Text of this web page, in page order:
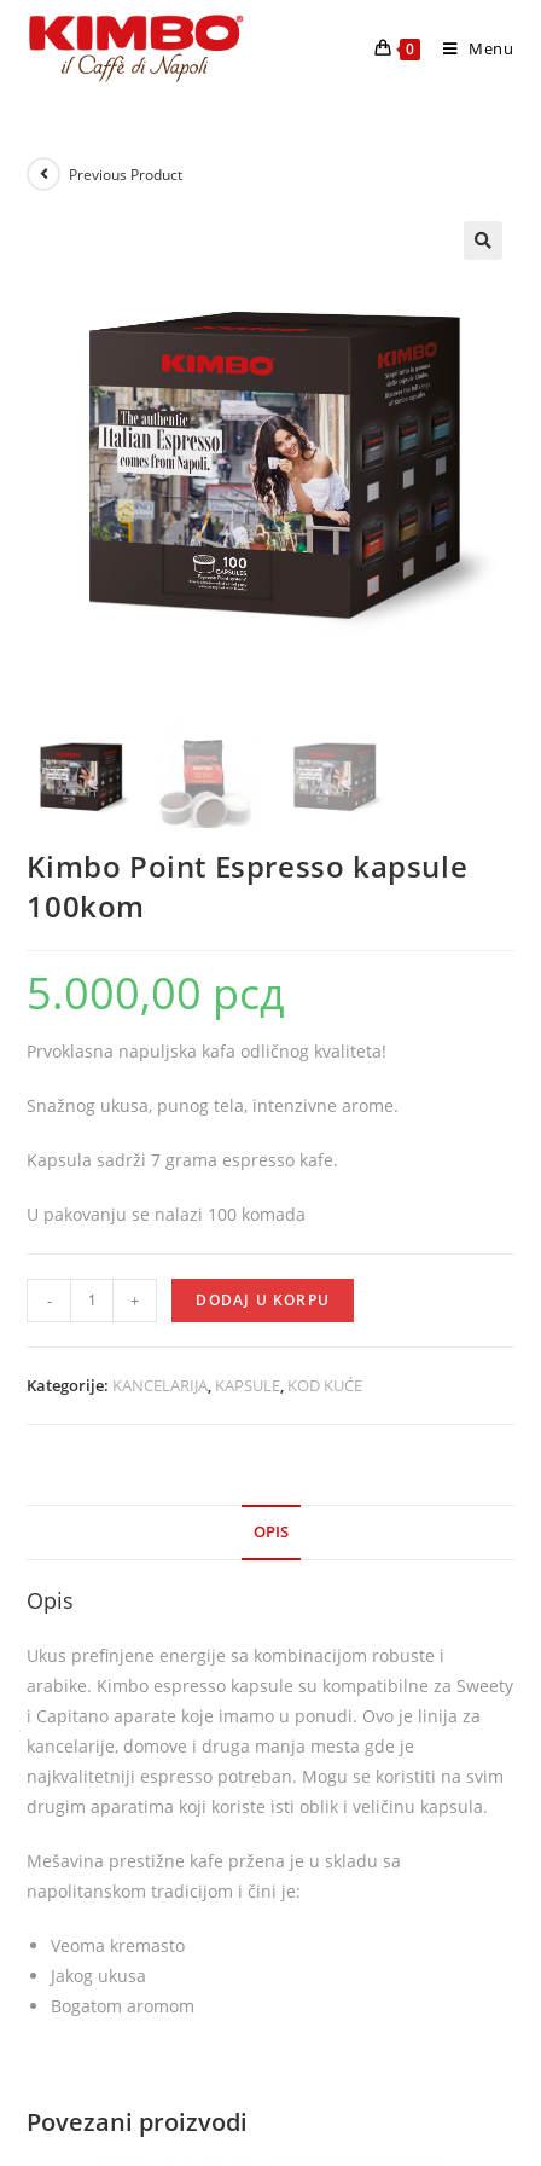
0 Menu
Previous Product
Kimbo Point Espresso kapsule
100kom
5.000,00 рсд
Prvoklasna napuljska kafa odličnog kvaliteta!
Snažnog ukusa, punog tela, intenzivne arome.
Kapsula sadrži 7 grama espresso kafe.
U pakovanju se nalazi 100 komada
- + DODAJ U KORPU
Kategorije: KANCELARIJA, KAPSULE, KOD KUĆE
OPIS
Opis
Ukus prefinjene energije sa kombinacijom robuste i
arabike. Kimbo espresso kapsule su kompatibilne za Sweety
i Capitano aparate koje imamo u ponudi. Ovo je linija za
kancelarije, domove i druga manja mesta gde je
najkvalitetniji espresso potreban. Mogu se koristiti na svim
drugim aparatima koji koriste isti oblik i veličinu kapsula.
Mešavina prestižne kafe pržena je u skladu sa
napolitanskom tradicijom i čini je:
Veoma kremasto
Jakog ukusa
Bogatom aromom
Povezani proizvodi